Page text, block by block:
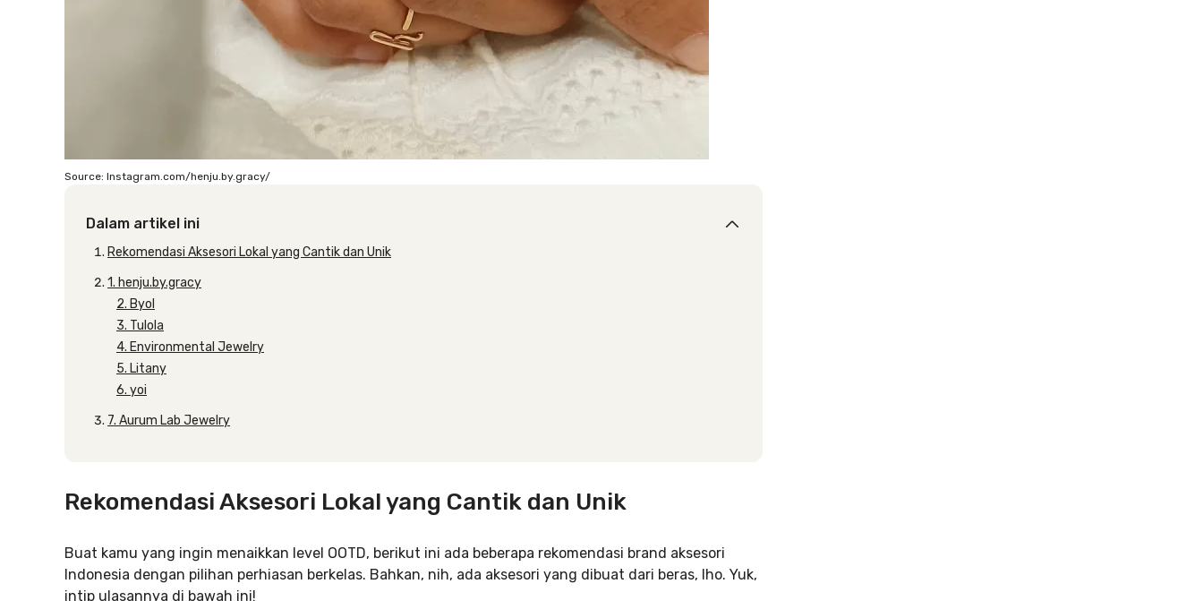
Source: Instagram.com/henju.by.gracy/
Dalam artikel ini
Rekomendasi Aksesori Lokal yang Cantik dan Unik
1. henju.by.gracy
2. Byol
3. Tulola
4. Environmental Jewelry
5. Litany
6. yoi
7. Aurum Lab Jewelry
Rekomendasi Aksesori Lokal yang Cantik dan Unik
Buat kamu yang ingin menaikkan level OOTD, berikut ini ada beberapa rekomendasi brand aksesori
Indonesia dengan pilihan perhiasan berkelas. Bahkan, nih, ada aksesori yang dibuat dari beras, lho. Yuk,
intip ulasannya di bawah ini!